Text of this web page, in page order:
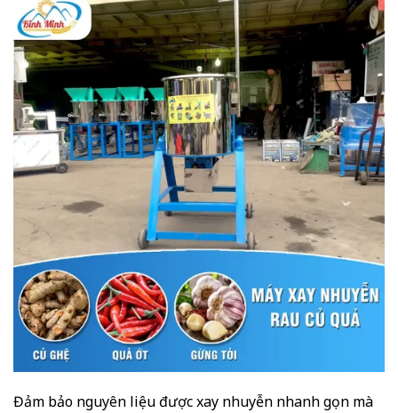
Đảm bảo nguyên liệu được xay nhuyễn nhanh gọn mà